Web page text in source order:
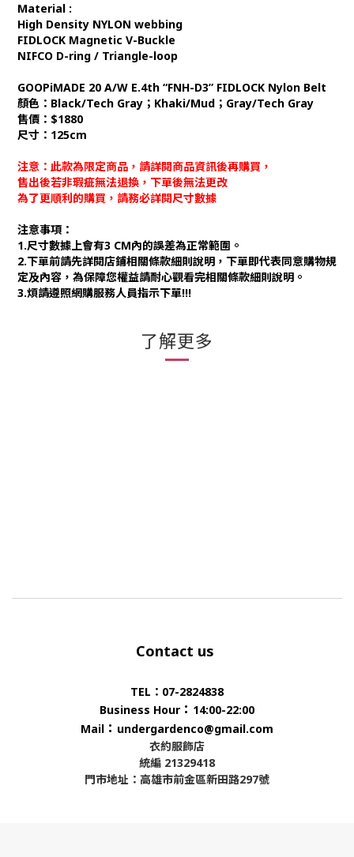
Material :
High Density NYLON webbing
FIDLOCK Magnetic V-Buckle
NIFCO D-ring / Triangle-loop
GOOPiMADE 20 A/W E.4th “FNH-D3” FIDLOCK Nylon Belt
顏色：Black/Tech Gray；Khaki/Mud；Gray/Tech Gray
售價：$1880
尺寸：125cm
注意：此款為限定商品，請詳閱商品資訊後再購買，
售出後若非瑕疵無法退換，下單後無法更改
為了更順利的購買，請務必詳閱尺寸數據
注意事項：
1.尺寸數據上會有3 CM內的誤差為正常範圍。
2.下單前請先詳閱店鋪相關條款細則說明，下單即代表同意購物規
定及內容，為保障您權益請耐心觀看完相關條款細則說明。
3.煩請遵照網購服務人員指示下單!!!
了解更多
Contact us
TEL：07-2824838
Business Hour ： 14:00-22:00
Mail ： undergardenco@gmail.com
衣約服飾店
統編 21329418
門市地址：高雄市前金區新田路297號